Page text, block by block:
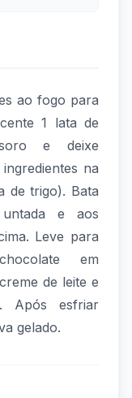
ao fogo para
1 lata de
e deixe
na
de trigo). Bata
e aos
Leve para
em
de leite e
Após esfriar
gelado.